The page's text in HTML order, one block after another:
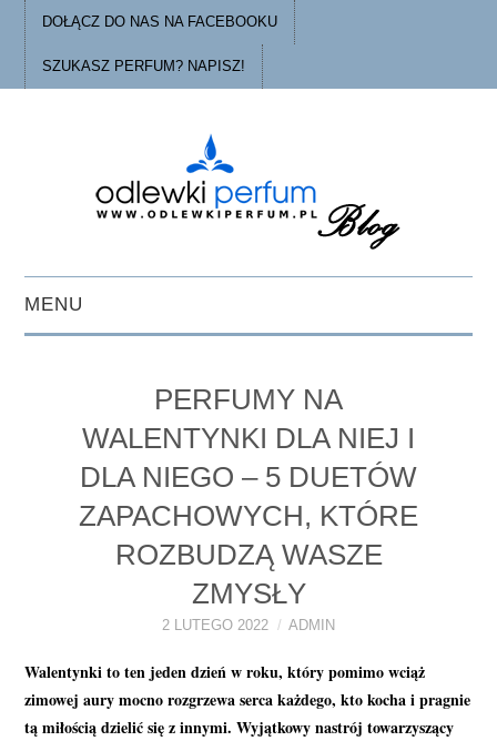
DOŁĄCZ DO NAS NA FACEBOOKU
SZUKASZ PERFUM? NAPISZ!
MENU
O ODLEWKACH
PERFUMY FAQ
A TO CIEKAWE!
PERFUMY NA
WALENTYNKI DLA NIEJ I
DLA NIEGO – 5 DUETÓW
ZAPACHOWYCH, KTÓRE
ROZBUDZĄ WASZE
ZMYSŁY
2 LUTEGO 2022 ADMIN
Walentynki to ten jeden dzień w roku, który pomimo wciąż
zimowej aury mocno rozgrzewa serca każdego, kto kocha i pragnie
tą miłością dzielić się z innymi. Wyjątkowy nastrój towarzyszący